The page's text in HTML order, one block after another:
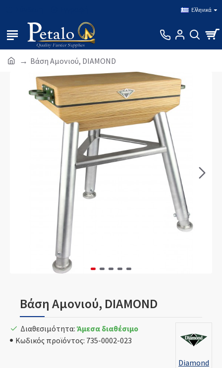
Ελληνικά
Βάση Αμονιού, DIAMOND
Βάση Αμονιού, DIAMOND
Διαθεσιμότητα: Άμεσα διαθέσιμο
Κωδικός προϊόντος: 735-0002-023
Diamond